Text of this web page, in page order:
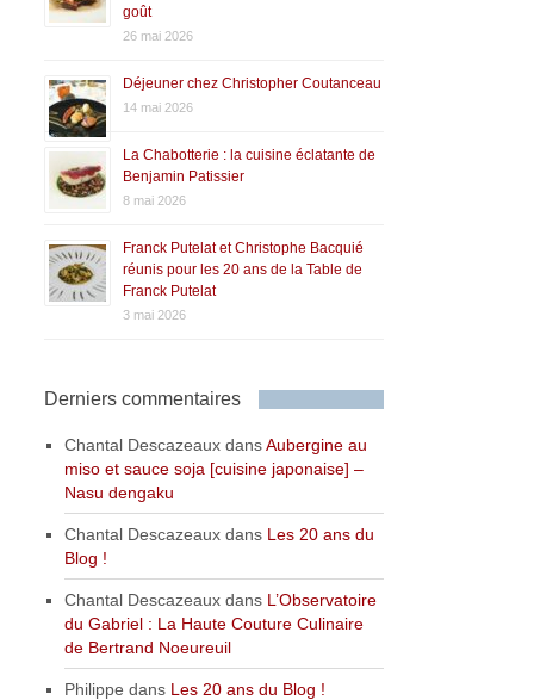
goût
26 mai 2026
Déjeuner chez Christopher Coutanceau
14 mai 2026
La Chabotterie : la cuisine éclatante de
Benjamin Patissier
8 mai 2026
Franck Putelat et Christophe Bacquié
réunis pour les 20 ans de la Table de
Franck Putelat
3 mai 2026
Derniers commentaires
Chantal Descazeaux dansAubergine au
miso et sauce soja [cuisine japonaise] –
Nasu dengaku
Chantal Descazeaux dans Les 20 ans du
Blog !
Chantal Descazeaux dans L’Observatoire
du Gabriel : La Haute Couture Culinaire
de Bertrand Noeureuil
Philippe dans Les 20 ans du Blog !